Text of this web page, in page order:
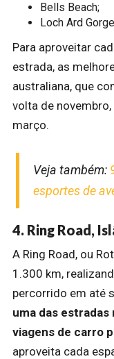
Bells Beach;
Loch Ard
Para aproveitar
estrada, as
australiana, que
volta de
março.
Veja também:
esportes de
4. Ring Road,
A Ring Road, ou
1.300 km,
percorrido em até
uma das estradas
viagens de carro
aproveita cada